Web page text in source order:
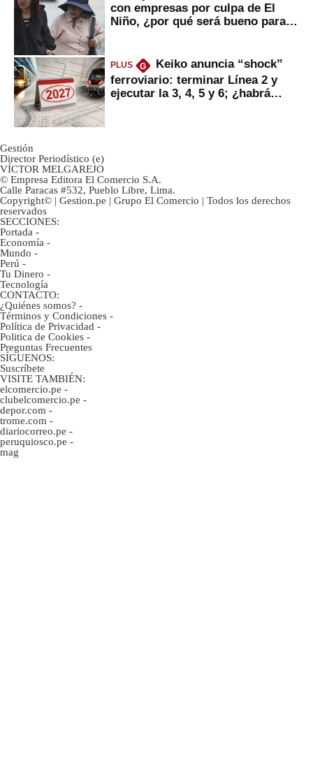
con empresas por culpa de El
Niño, ¿por qué será bueno para
PLUS G
Keiko anuncia “shock”
ferroviario: terminar Línea 2 y
ejecutar la 3, 4, 5 y 6; ¿habrá
Gestión
Director Periodístico (e)
VÍCTOR MELGAREJO
© Empresa Editora El Comercio S.A.
Calle Paracas #532, Pueblo Libre, Lima.
Copyright© | Gestion.pe | Grupo El Comercio | Todos los derechos
reservados
SECCIONES:
Portada -
Economía -
Mundo -
Perú -
Tu Dinero -
Tecnología
CONTACTO:
¿Quiénes somos? -
Términos y Condiciones -
Política de Privacidad -
Politica de Cookies -
Preguntas Frecuentes
SÍGUENOS:
Suscríbete
VISITE TAMBIÉN:
elcomercio.pe -
clubelcomercio.pe -
depor.com -
trome.com -
diariocorreo.pe -
peruquiosco.pe -
mag